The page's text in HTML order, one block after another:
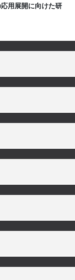
用展開に向けた研